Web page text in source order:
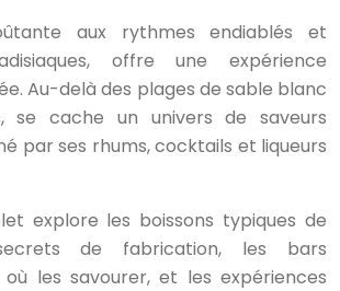
aux rythmes endiablés et
offre une expérience
Au-delà des plages de sable blanc
se cache un univers de saveurs
par ses rhums, cocktails et liqueurs
explore les boissons typiques de
de fabrication, les bars
les savourer, et les expériences